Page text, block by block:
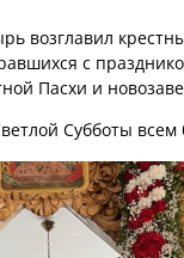
возглавил
с
Пасхи и
Субботы